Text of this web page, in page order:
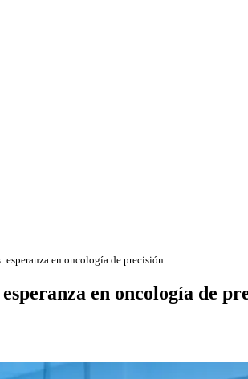
esperanza en oncología de precisión
en oncología de